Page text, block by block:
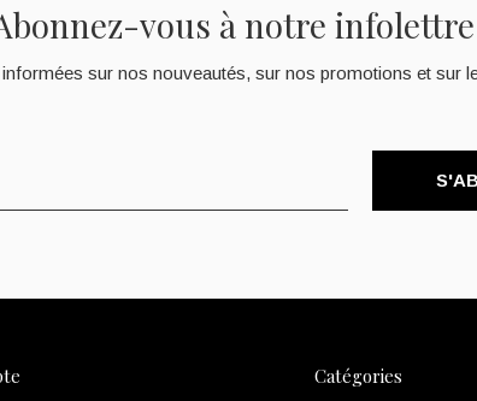
vous à notre infolettre
sur nos nouveautés, sur nos promotions et sur
Catégories